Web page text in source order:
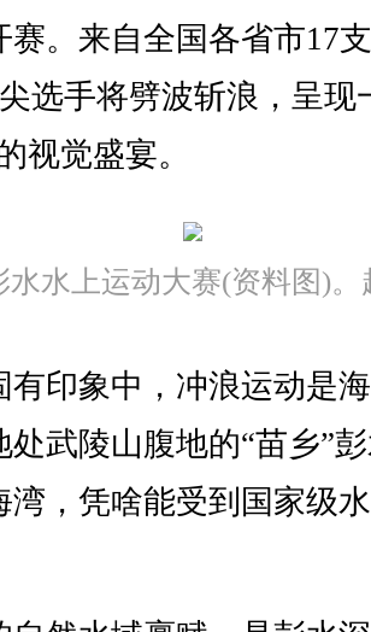
赛。来自全国各省市17
选手将劈波斩浪，呈现
视觉盛宴。
水水上运动大赛(资料图)。
象中，冲浪运动是海
处武陵山腹地的“苗乡”
湾，凭啥能受到国家级